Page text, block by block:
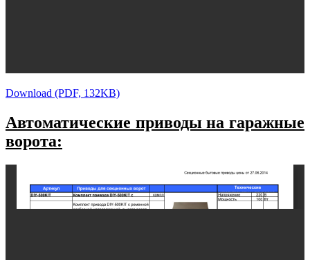
Download (PDF, 132KB)
Автоматические приводы на гаражные
ворота: